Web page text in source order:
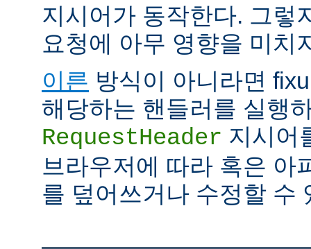
지시어가 동작한다. 그렇
요청에 아무 영향을 미치
이른 방식이 아니라면
해당하는 핸들러를 실행
RequestHeader 지시어
브라우저에 따라 혹은 아
를 덮어쓰거나 수정할 수